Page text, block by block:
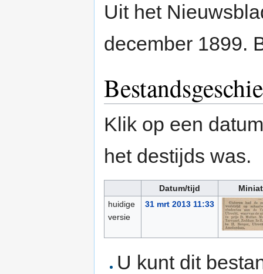
Uit het
december 1899.
Klik op een
het destijds was.
Datum/tijd
huidige
versie
31 mrt 2013 11:33
U kunt dit